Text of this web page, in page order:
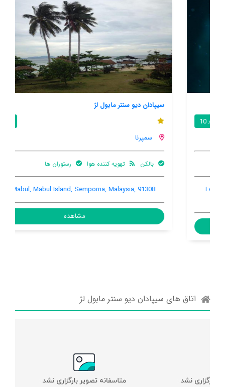
سیپادان دیو سنتر مابول لژ
تهویه کننده هوا رستوران ها
Pulau Mabul, Mabul Island, Semporna, Malaysia, 91308
اتاق های سیپادان دیو سنتر مابول لژ